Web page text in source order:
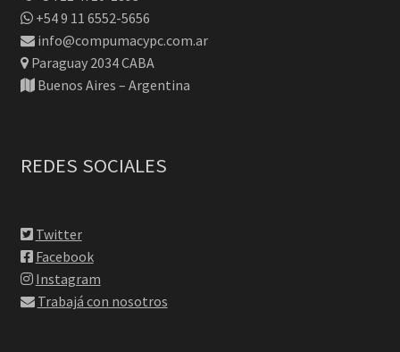
+54 9 11 6552-5656
info@compumacypc.com.ar
Paraguay 2034 CABA
Buenos Aires – Argentina
REDES SOCIALES
Twitter
Facebook
Instagram
Trabajá con nosotros